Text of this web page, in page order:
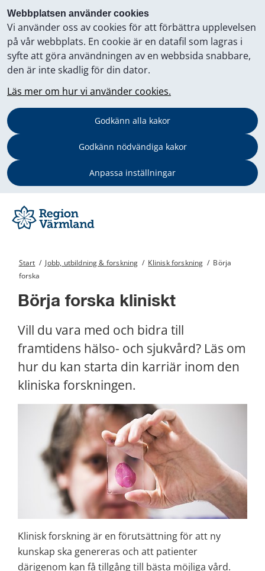
Webbplatsen använder cookies
Vi använder oss av cookies för att förbättra upplevelsen
på vår webbplats. En cookie är en datafil som lagras i
syfte att göra användningen av en webbsida snabbare,
den är inte skadlig för din dator.
Läs mer om hur vi använder cookies.
Godkänn alla kakor
Godkänn nödvändiga kakor
Anpassa inställningar
Start / Jobb, utbildning & forskning / Klinisk forskning / Börja
forska
Börja forska kliniskt
Vill du vara med och bidra till
framtidens hälso- och sjukvård? Läs om
hur du kan starta din karriär inom den
kliniska forskningen.
Klinisk forskning är en förutsättning för att ny
kunskap ska genereras och att patienter
därigenom kan få tillgång till bästa möjliga vård.